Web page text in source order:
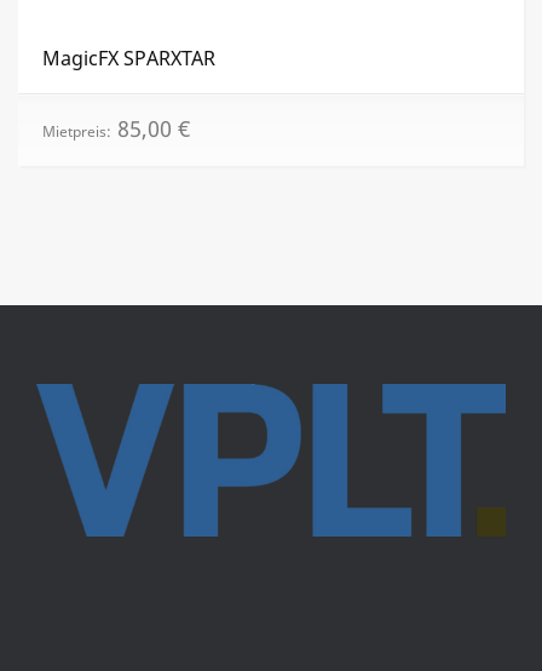
MagicFX SPARXTAR
Mietpreis: 85,00 €